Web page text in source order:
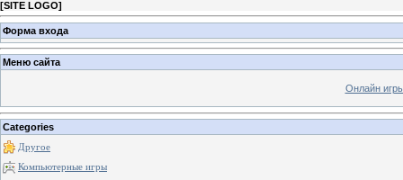
[SITE LOGO]
Форма входа
Меню сайта
Онлайн
Categories
Другое
Компьютерные игры